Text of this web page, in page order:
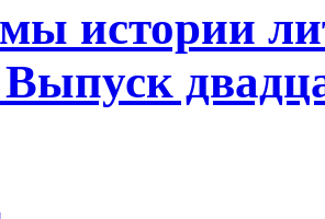
истории
Выпуск